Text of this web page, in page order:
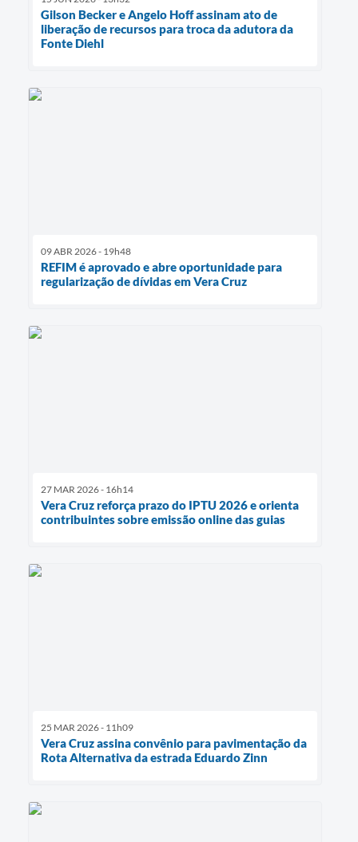
Gilson Becker e Angelo Hoff assinam ato de
liberação de recursos para troca da adutora da
Fonte Diehl
09 ABR 2026 - 19h48
REFIM é aprovado e abre oportunidade para
regularização de dívidas em Vera Cruz
27 MAR 2026 - 16h14
Vera Cruz reforça prazo do IPTU 2026 e orienta
contribuintes sobre emissão online das guias
25 MAR 2026 - 11h09
Vera Cruz assina convênio para pavimentação da
Rota Alternativa da estrada Eduardo Zinn